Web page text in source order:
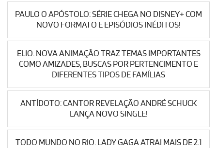
PAULO O APÓSTOLO: SÉRIE CHEGA NO DISNEY+ COM
NOVO FORMATO E EPISÓDIOS INÉDITOS!
ELIO: NOVA ANIMAÇÃO TRAZ TEMAS IMPORTANTES
COMO AMIZADES, BUSCAS POR PERTENCIMENTO E
DIFERENTES TIPOS DE FAMÍLIAS
ANTÍDOTO: CANTOR REVELAÇÃO ANDRÉ SCHUCK
LANÇA NOVO SINGLE!
TODO MUNDO NO RIO: LADY GAGA ATRAI MAIS DE 2.1